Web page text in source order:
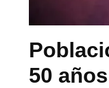
50 años